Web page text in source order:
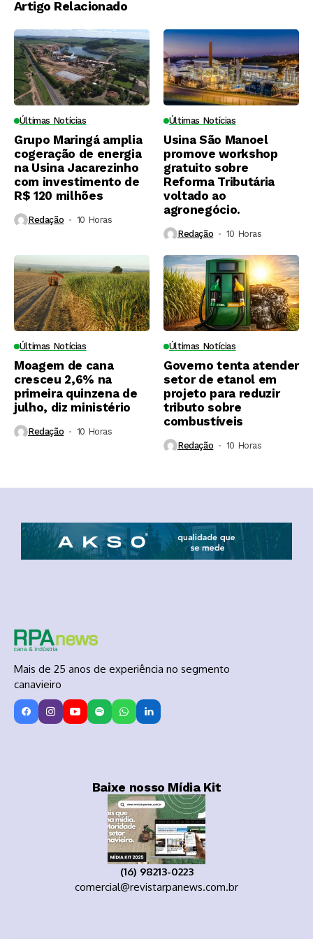
Artigo Relacionado
Últimas Notícias
Grupo Maringá amplia
cogeração de energia
na Usina Jacarezinho
com investimento de
R$ 120 milhões
Redação 10 Horas ⁮
Últimas Notícias
Usina São Manoel
promove workshop
gratuito sobre
Reforma Tributária
voltado ao
agronegócio.
Redação 10 Horas ⁮
Últimas Notícias
Moagem de cana
cresceu 2,6% na
primeira quinzena de
julho, diz ministério
Redação 10 Horas ⁮
Últimas Notícias
Governo tenta atender
setor de etanol em
projeto para reduzir
tributo sobre
combustíveis
Redação 10 Horas ⁮
Mais de 25 anos de experiência no segmento
canavieiro
Baixe nosso Mídia Kit
(16) 98213-0223
comercial@revistarpanews.com.br